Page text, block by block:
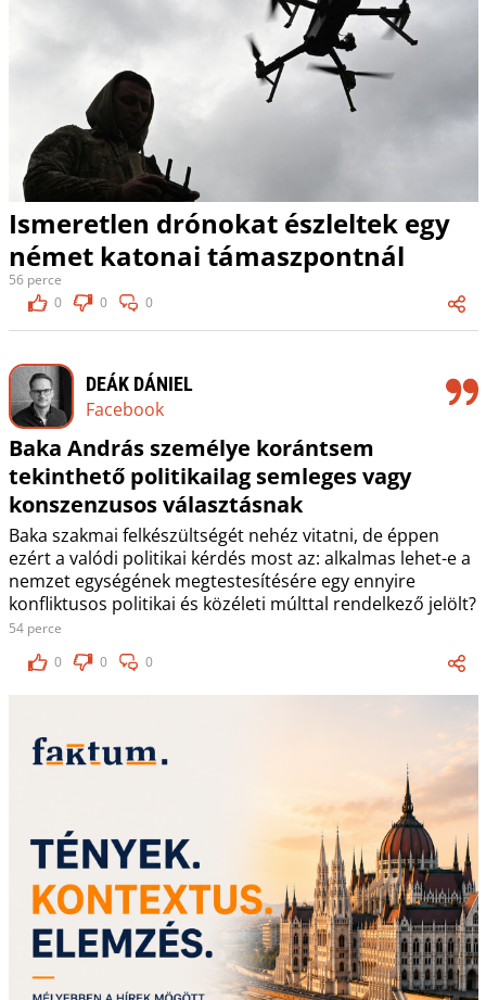
Ismeretlen drónokat észleltek egy
német katonai támaszpontnál
56 perce
0
0 0
DEÁK DÁNIEL
Facebook
Baka András személye korántsem
tekinthető politikailag semleges vagy
konszenzusos választásnak
Baka szakmai felkészültségét nehéz vitatni, de éppen
ezért a valódi politikai kérdés most az: alkalmas lehet-e a
nemzet egységének megtestesítésére egy ennyire
konfliktusos politikai és közéleti múlttal rendelkező jelölt?
54 perce
0
0 0